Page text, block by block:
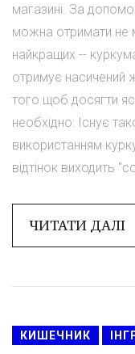
магазині. За
можна отримати не
найкращих --
отримує насичений
того щоб досягти
необхідно: Існує
використанням
відтінок виходить
ЧИТАТИ ДАЛІ
КИШЕЧНИК